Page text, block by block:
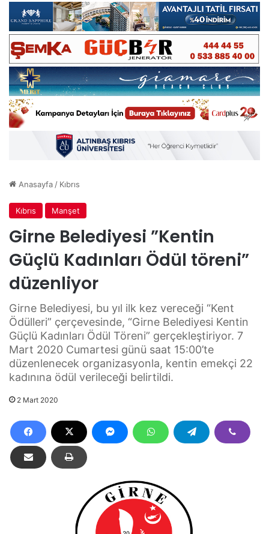
Anasayfa/ Kıbrıs
Kıbrıs Manşet
Girne Belediyesi ”Kentin
Güçlü Kadınları Ödül töreni”
düzenliyor
Girne Belediyesi, bu yıl ilk kez vereceği “Kent
Ödülleri” çerçevesinde, “Girne Belediyesi Kentin
Güçlü Kadınları Ödül Töreni” gerçekleştiriyor. 7
Mart 2020 Cumartesi günü saat 15:00’te
düzenlenecek organizasyonla, kentin emekçi 22
kadınına ödül verileceği belirtildi.
2 Mart 2020